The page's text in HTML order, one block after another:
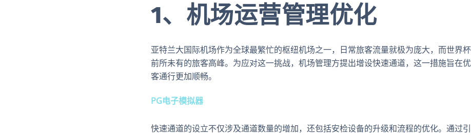
1、机场运营管理优化
亚特兰大国际机场作为全球最繁忙的枢纽机场之一，日常旅客流量就极为庞大，而世界
前所未有的旅客高峰。为应对这一挑战，机场管理方提出增设快速通道，这一措施旨在
客通行更加顺畅。
PG电子模拟器
快速通道的设立不仅涉及通道数量的增加，还包括安检设备的升级和流程的优化。通过引